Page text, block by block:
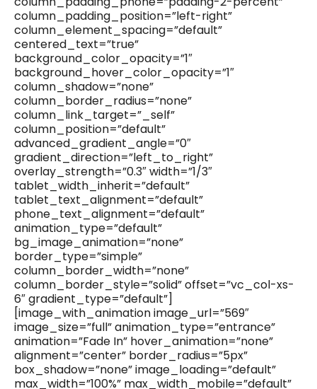
column_padding_position=”left-right”
column_element_spacing=”default”
centered_text=”true”
background_color_opacity=”1″
background_hover_color_opacity=”1″
column_shadow=”none”
column_border_radius=”none”
column_link_target=”_self”
column_position=”default”
advanced_gradient_angle=”0″
gradient_direction=”left_to_right”
overlay_strength=”0.3″ width=”1/3″
tablet_width_inherit=”default”
tablet_text_alignment=”default”
phone_text_alignment=”default”
animation_type=”default”
bg_image_animation=”none”
border_type=”simple”
column_border_width=”none”
column_border_style=”solid” offset=”vc_col-xs-
6″ gradient_type=”default”]
[image_with_animation image_url=”569″
image_size=”full” animation_type=”entrance”
animation=”Fade In” hover_animation=”none”
alignment=”center” border_radius=”5px”
box_shadow=”none” image_loading=”default”
max_width=”100%” max_width_mobile=”default”